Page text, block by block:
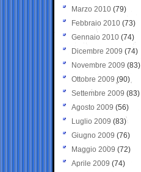
Marzo 2010 (79)
Febbraio 2010 (73)
Gennaio 2010 (74)
Dicembre 2009 (74)
Novembre 2009 (83)
Ottobre 2009 (90)
Settembre 2009 (83)
Agosto 2009 (56)
Luglio 2009 (83)
Giugno 2009 (76)
Maggio 2009 (72)
Aprile 2009 (74)